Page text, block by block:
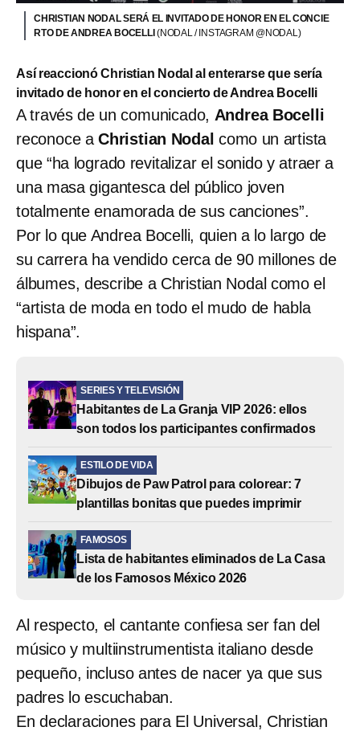
CHRISTIAN NODAL SERÁ EL INVITADO DE HONOR EN EL CONCIE
RTO DE ANDREA BOCELLI(NODAL / INSTAGRAM @NODAL)
Así reaccionó Christian Nodal al enterarse que sería
invitado de honor en el concierto de Andrea Bocelli
A través de un comunicado, Andrea Bocelli
reconoce a Christian Nodal como un artista
que “ha logrado revitalizar el sonido y atraer a
una masa gigantesca del público joven
totalmente enamorada de sus canciones”.
Por lo que Andrea Bocelli, quien a lo largo de
su carrera ha vendido cerca de 90 millones de
álbumes, describe a Christian Nodal como el
“artista de moda en todo el mudo de habla
hispana”.
SERIES Y TELEVISIÓN
Habitantes de La Granja VIP 2026: ellos
son todos los participantes confirmados
ESTILO DE VIDA
Dibujos de Paw Patrol para colorear: 7
plantillas bonitas que puedes imprimir
FAMOSOS
Lista de habitantes eliminados de La Casa
de los Famosos México 2026
Al respecto, el cantante confiesa ser fan del
músico y multiinstrumentista italiano desde
pequeño, incluso antes de nacer ya que sus
padres lo escuchaban.
En declaraciones para El Universal, Christian